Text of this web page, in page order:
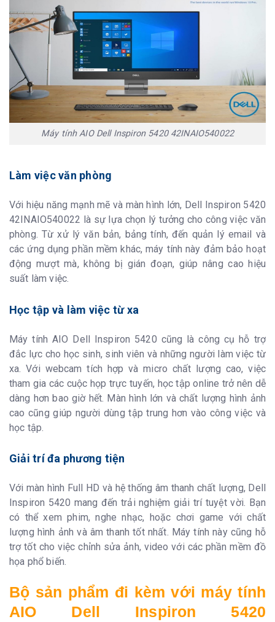
Máy tính AIO Dell Inspiron 5420 42INAIO540022
Làm việc văn phòng
Với hiệu năng mạnh mẽ và màn hình lớn, Dell Inspiron 5420
42INAIO540022 là sự lựa chọn lý tưởng cho công việc văn
phòng. Từ xử lý văn bản, bảng tính, đến quản lý email và
các ứng dụng phần mềm khác, máy tính này đảm bảo hoạt
động mượt mà, không bị gián đoạn, giúp nâng cao hiệu
suất làm việc.
Học tập và làm việc từ xa
Máy tính AIO Dell Inspiron 5420 cũng là công cụ hỗ trợ
đắc lực cho học sinh, sinh viên và những người làm việc từ
xa. Với webcam tích hợp và micro chất lượng cao, việc
tham gia các cuộc họp trực tuyến, học tập online trở nên dễ
dàng hơn bao giờ hết. Màn hình lớn và chất lượng hình ảnh
cao cũng giúp người dùng tập trung hơn vào công việc và
học tập.
Giải trí đa phương tiện
Với màn hình Full HD và hệ thống âm thanh chất lượng, Dell
Inspiron 5420 mang đến trải nghiệm giải trí tuyệt vời. Bạn
có thể xem phim, nghe nhạc, hoặc chơi game với chất
lượng hình ảnh và âm thanh tốt nhất. Máy tính này cũng hỗ
trợ tốt cho việc chỉnh sửa ảnh, video với các phần mềm đồ
họa phổ biến.
Bộ sản phẩm đi kèm với máy tính
AIO Dell Inspiron 5420